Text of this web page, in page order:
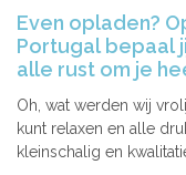
Even opladen?
Portugal bepaal
alle rust om je
Oh, wat werden wij
kunt relaxen en alle
kleinschalig en